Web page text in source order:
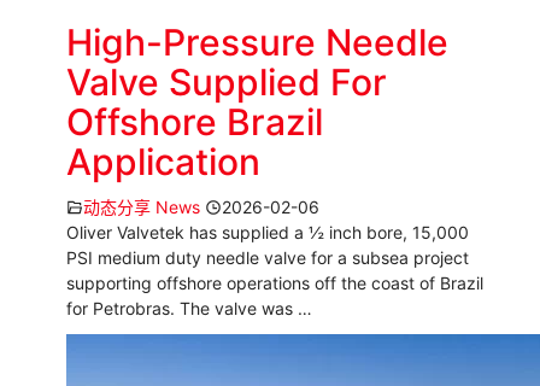
High-Pressure Needle
Valve Supplied For
Offshore Brazil
Application
动态分享 News
2026-02-06
Oliver Valvetek has supplied a ½ inch bore, 15,000
PSI medium duty needle valve for a subsea project
supporting offshore operations off the coast of Brazil
for Petrobras. The valve was …